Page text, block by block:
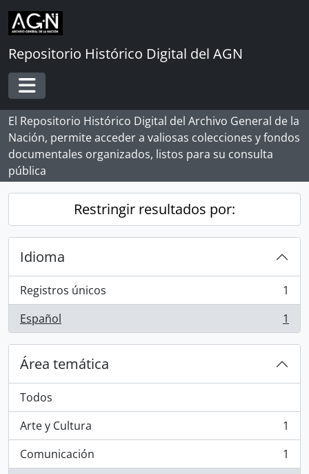
Skip to main content
Repositorio Histórico Digital del AGN
Toggle navigation
El Repositorio Histórico Digital del Archivo General de la
Nación, permite acceder a valiosas colecciones y fondos
documentales organizados, listos para su consulta
pública
Restringir resultados por:
Idioma
Registros únicos
, 1 resultados
1
Español
, 1 resultados 1
Área temática
Todos
Arte y Cultura
, 1 resultados
1
Comunicación
, 1 resultados
1